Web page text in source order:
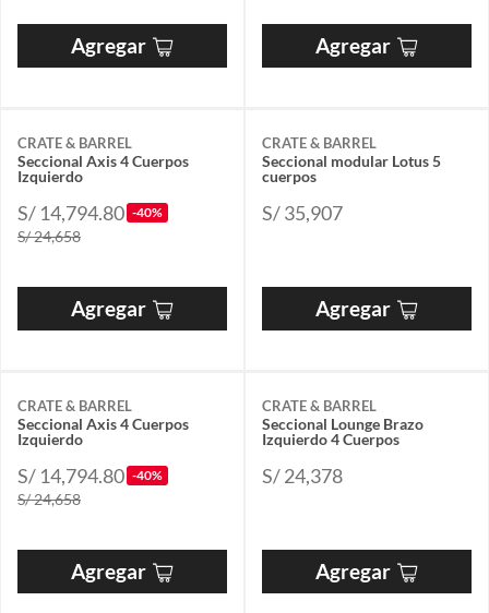
Agregar Agregar
CRATE & BARREL
Seccional Axis 4 Cuerpos
Izquierdo
S/ 14,794.80 -40%
S/ 24,658
Agregar
CRATE & BARREL
Seccional modular Lotus 5
cuerpos
S/ 35,907
Agregar
CRATE & BARREL
Seccional Axis 4 Cuerpos
Izquierdo
S/ 14,794.80 -40%
S/ 24,658
Agregar
CRATE & BARREL
Seccional Lounge Brazo
Izquierdo 4 Cuerpos
S/ 24,378
Agregar